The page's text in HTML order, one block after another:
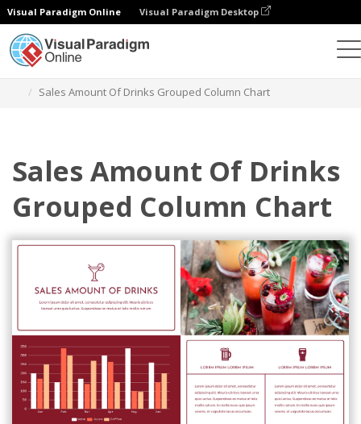
Visual Paradigm Online Visual Paradigm Desktop
Sales Amount Of Drinks Grouped Column Chart
Sales Amount Of Drinks
Grouped Column Chart